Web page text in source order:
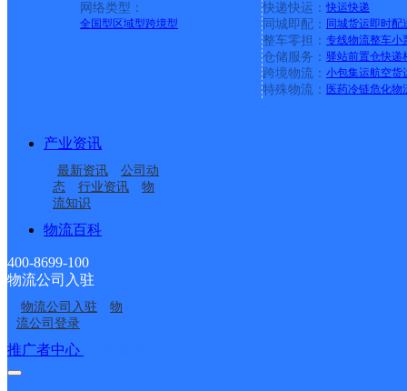
网络类型：
全国型 区域型跨境型
快递快运： 快运快递
同城即配： 同城货运即时配
整车零担： 专线物流整车小
仓储服务： 驿站前置仓快递
跨境物流： 小包集运航空货
特殊物流： 医药冷链危化物
产业资讯
最新资讯
公司动
态
行业资讯
物
流知识
物流百科
400-8699-100
物流公司入驻
物流公司入驻
物
流公司登录
推广者中心
司锦升分部
广东广州白云区大源公
司黄庄西街分部
广州罗冲围
广州区广州分拨营销市
场部田园美妆分部
广东广州白云区大源公
司山支山街分部
广东主城公司广州白云
皇岗服务部二横路分部
广州区广州分拨营销市
接口API